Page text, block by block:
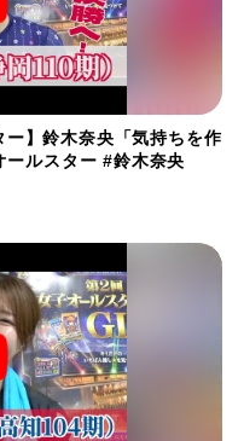
】鈴木奈央「気持ちを作
女子オールスター #鈴木奈央